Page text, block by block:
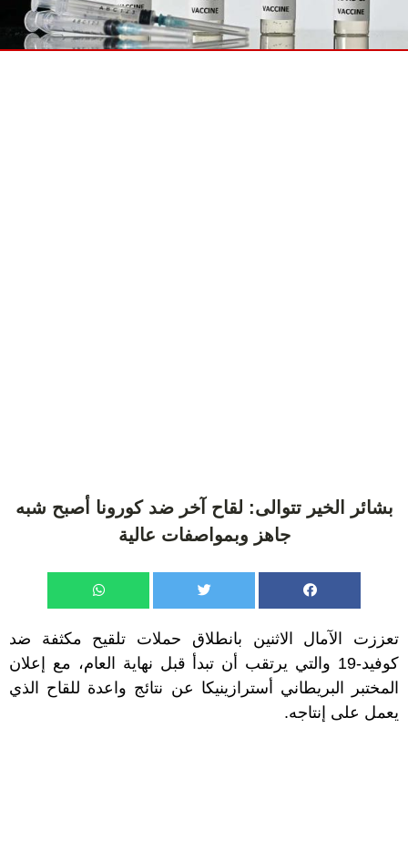
بشائر الخير تتوالى: لقاح آخر ضد كورونا أصبح شبه
جاهز وبمواصفات عالية
تعززت الآمال الاثنين بانطلاق حملات تلقيح مكثفة ضد
كوفيد-19 والتي يرتقب أن تبدأ قبل نهاية العام، مع إعلان
المختبر البريطاني أسترازينيكا عن نتائج واعدة للقاح الذي
يعمل على إنتاجه.